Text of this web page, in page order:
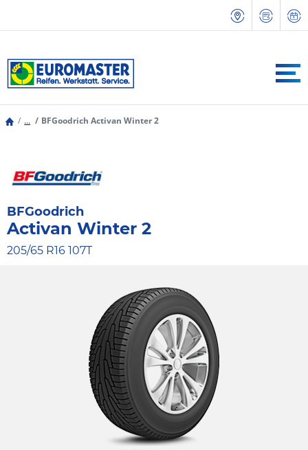
... BFGoodrich Activan Winter 2
BFGoodrich
Activan Winter 2
205/65 R16 107T